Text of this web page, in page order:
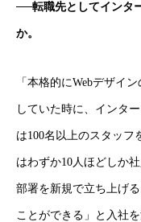
──転職先としてインタ
か。
「本格的にWebデザイ
していた時に、インタ
は100名以上のスタッフ
はわずか10人ほどしか
部署を新規で立ち上げ
ことができる」と入社を